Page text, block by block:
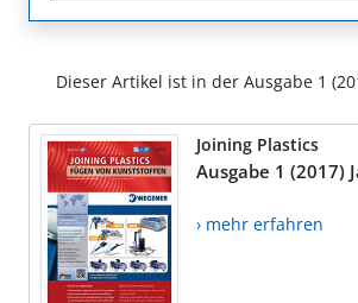
Dieser Artikel ist in der Ausgabe 1
Joining Plastics
Ausgabe 1 (2017)
› mehr erfahren